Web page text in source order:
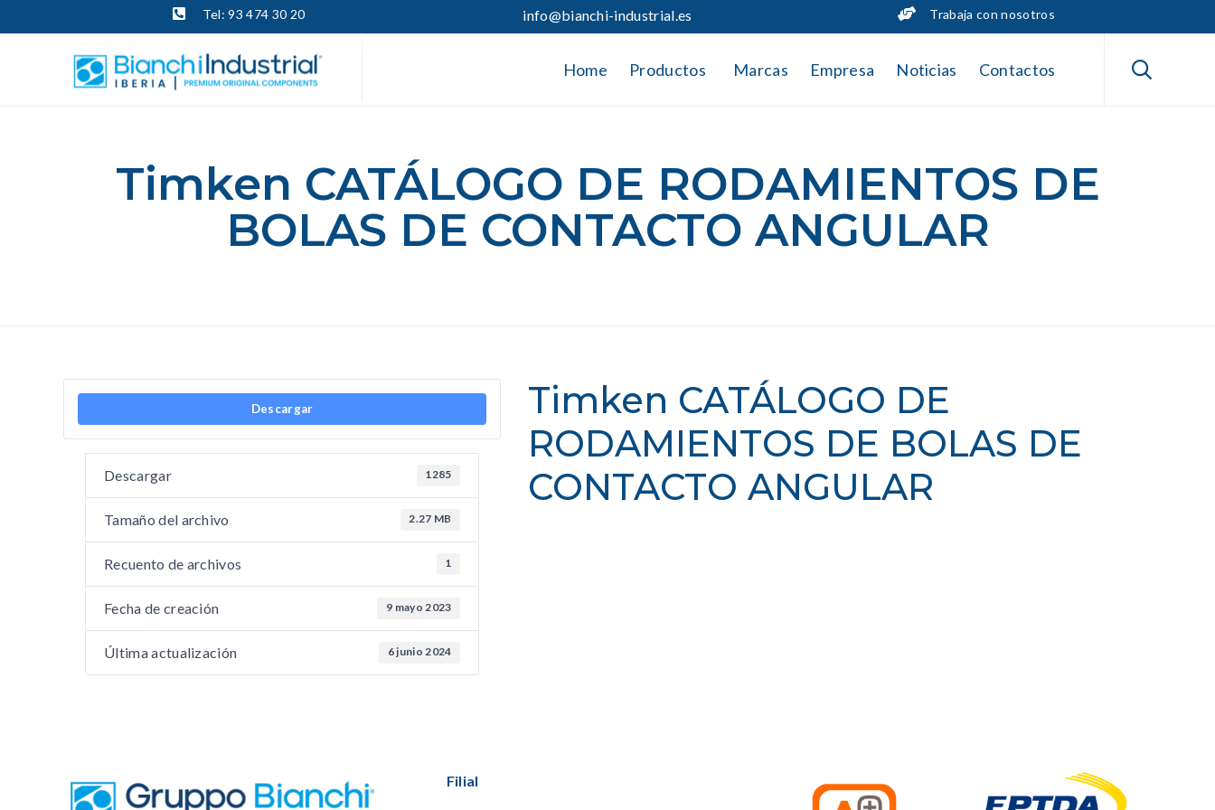
Tel: 93 474 30 20 info@bianchi-industrial.es Trabaja con nosotros
Home Productos Marcas Empresa Noticias Contactos 
Timken CATÁLOGO DE RODAMIENTOS DE
BOLAS DE CONTACTO ANGULAR
Descargar
Descargar 1285
Tamaño del archivo 2.27 MB
Recuento de archivos 1
Fecha de creación 9 mayo 2023
Última actualización 6 junio 2024
Timken CATÁLOGO DE
RODAMIENTOS DE BOLAS DE
CONTACTO ANGULAR
Filial